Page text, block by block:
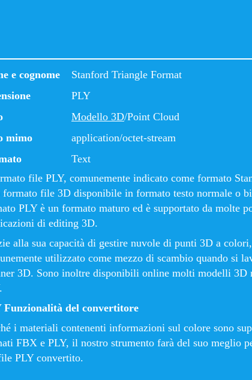
e cognome
Stanford Triangle Format
PLY
Modello 3D/Point Cloud
mimo
application/octet-stream
Text
file PLY, comunemente indicato come formato
formato file 3D disponibile in formato testo normale o
PLY è un formato maturo ed è supportato da molte
di editing 3D.
alla sua capacità di gestire nuvole di punti 3D a
utilizzato come mezzo di scambio quando si
3D. Sono inoltre disponibili online molti modelli 3D
Funzionalità del convertitore
i materiali contenenti informazioni sul colore sono
FBX e PLY, il nostro strumento farà del suo meglio
PLY convertito.